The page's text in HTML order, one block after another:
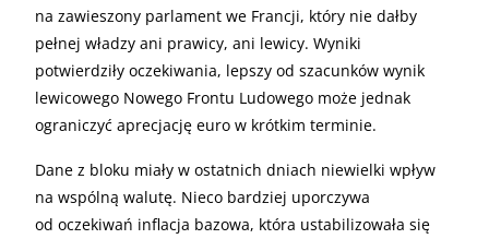
na zawieszony parlament we Francji, który nie dałby
pełnej władzy ani prawicy, ani lewicy. Wyniki
potwierdziły oczekiwania, lepszy od szacunków wynik
lewicowego Nowego Frontu Ludowego może jednak
ograniczyć aprecjację euro w krótkim terminie.
Dane z bloku miały w ostatnich dniach niewielki wpływ
na wspólną walutę. Nieco bardziej uporczywa
od oczekiwań inflacja bazowa, która ustabilizowała się